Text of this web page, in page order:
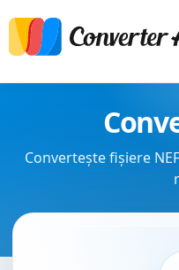
Convertește fișiere